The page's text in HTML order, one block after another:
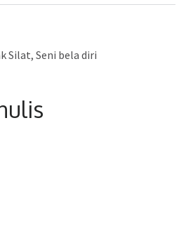
Silat, Seni bela diri